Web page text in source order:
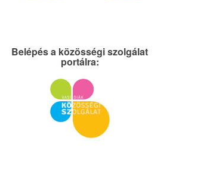
Belépés a közösségi szolgálat
portálra: